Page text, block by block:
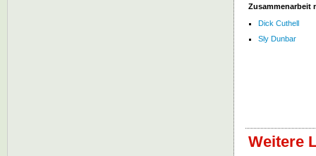
Zusammenarbeit
Dick Cuthell
Sly Dunbar
Weitere